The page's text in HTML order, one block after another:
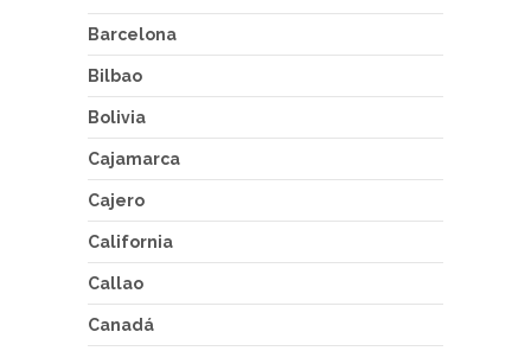
Barcelona
Bilbao
Bolivia
Cajamarca
Cajero
California
Callao
Canadá